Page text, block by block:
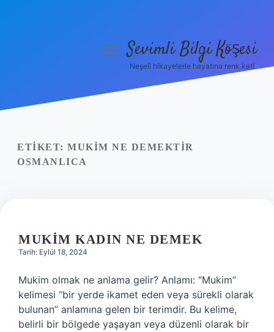
Yasal Uyarı
menüyüSevimli Bilgi Köşesi
Neşeli hikayelerle hayatına renk kat!
ETIKET: MUKIM NE DEMEKTIR
OSMANLICA
MUKIM KADIN NE DEMEK
Tarih: Eylül 18, 2024
Mukim olmak ne anlama gelir? Anlamı: “Mukim”
kelimesi “bir yerde ikamet eden veya sürekli olarak
bulunan” anlamına gelen bir terimdir. Bu kelime,
belirli bir bölgede yaşayan veya düzenli olarak bir